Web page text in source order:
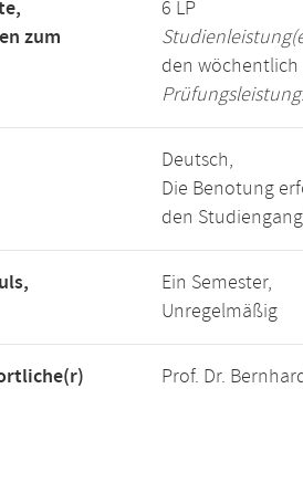
zum
6 LP
den
Deutsch,
Die Benotung
den
Ein Semester,
Unregelmäßig
Prof. Dr.